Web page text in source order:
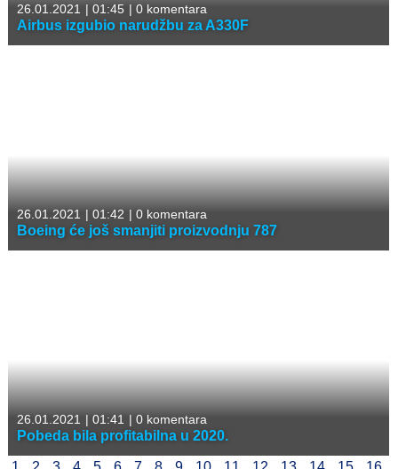
26.01.2021 | 01:45 | 0 komentara
Airbus izgubio narudžbu za A330F
26.01.2021 | 01:42 | 0 komentara
Boeing će još smanjiti proizvodnju 787
26.01.2021 | 01:41 | 0 komentara
Pobeda bila profitabilna u 2020.